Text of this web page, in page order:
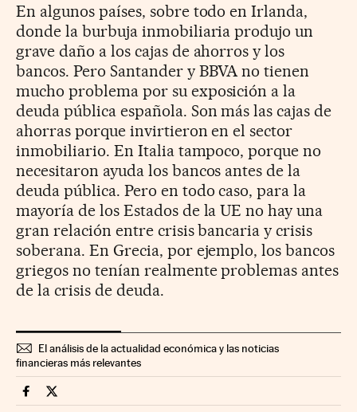
En algunos países, sobre todo en Irlanda,
donde la burbuja inmobiliaria produjo un
grave daño a los cajas de ahorros y los
bancos. Pero Santander y BBVA no tienen
mucho problema por su exposición a la
deuda pública española. Son más las cajas de
ahorras porque invirtieron en el sector
inmobiliario. En Italia tampoco, porque no
necesitaron ayuda los bancos antes de la
deuda pública. Pero en todo caso, para la
mayoría de los Estados de la UE no hay una
gran relación entre crisis bancaria y crisis
soberana. En Grecia, por ejemplo, los bancos
griegos no tenían realmente problemas antes
de la crisis de deuda.
El análisis de la actualidad económica y las noticias
financieras más relevantes
Mercados Financieros Cinco Días en Facebook
Mercados Financieros Cinco Días en Twitter